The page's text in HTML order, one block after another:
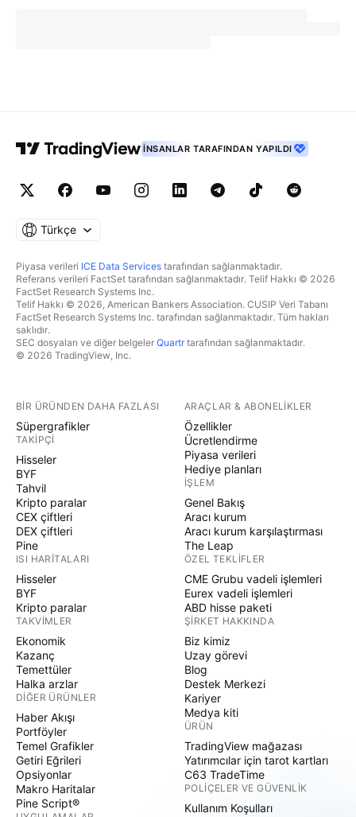
İNSANLAR TARAFINDAN YAPILDI
Türkçe
Piyasa verileri ICE Data Services tarafından sağlanmaktadır.
Referans verileri FactSet tarafından sağlanmaktadır. Telif Hakkı © 2026
FactSet Research Systems Inc.
Telif Hakkı © 2026, American Bankers Association. CUSIP Veri Tabanı
FactSet Research Systems Inc. tarafından sağlanmaktadır. Tüm hakları
saklıdır.
SEC dosyaları ve diğer belgeler Quartrtarafından sağlanmaktadır.
© 2026 TradingView, Inc.
BIR ÜRÜNDEN DAHA FAZLASI
Süpergrafikler
TAKIPÇI
Hisseler
BYF
Tahvil
Kripto paralar
CEX çiftleri
DEX çiftleri
Pine
ISI HARITALARI
Hisseler
BYF
Kripto paralar
TAKVIMLER
Ekonomik
Kazanç
Temettüler
Halka arzlar
DIĞER ÜRÜNLER
Haber Akışı
Portföyler
Temel Grafikler
Getiri Eğrileri
Opsiyonlar
Makro Haritalar
Pine Script®
ARAÇLAR & ABONELIKLER
Özellikler
Ücretlendirme
Piyasa verileri
Hediye planları
İŞLEM
Genel Bakış
Aracı kurum
Aracı kurum karşılaştırması
The Leap
ÖZEL TEKLIFLER
CME Grubu vadeli işlemleri
Eurex vadeli işlemleri
ABD hisse paketi
ŞIRKET HAKKINDA
Biz kimiz
Uzay görevi
Blog
Destek Merkezi
Kariyer
Medya kiti
ÜRÜN
TradingView mağazası
Yatırımcılar için tarot kartları
C63 TradeTime
POLIÇELER VE GÜVENLIK
Kullanım Koşulları